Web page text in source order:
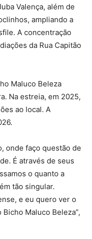
Valença, além de
ampliando a
A concentração
da Rua Capitão
Maluco Beleza
Na estreia, em 2025,
ao local. A
onde faço questão de
É através de seus
o quanto a
tão singular.
e eu quero ver o
Maluco Beleza”,